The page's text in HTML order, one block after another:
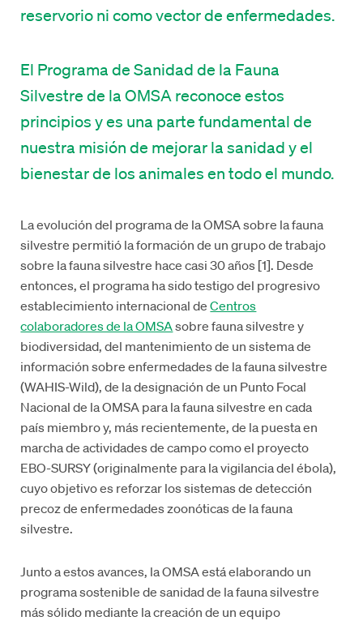
reservorio ni como vector de enfermedades.
El Programa de Sanidad de la Fauna
Silvestre de la OMSA reconoce estos
principios y es una parte fundamental de
nuestra misión de mejorar la sanidad y el
bienestar de los animales en todo el mundo.
La evolución del programa de la OMSA sobre la fauna
silvestre permitió la formación de un grupo de trabajo
sobre la fauna silvestre hace casi 30 años [1]. Desde
entonces, el programa ha sido testigo del progresivo
establecimiento internacional deCentros
colaboradores de la OMSAsobre fauna silvestre y
biodiversidad, del mantenimiento de un sistema de
información sobre enfermedades de la fauna silvestre
(WAHIS-Wild), de la designación de un Punto Focal
Nacional de la OMSA para la fauna silvestre en cada
país miembro y, más recientemente, de la puesta en
marcha de actividades de campo como el proyecto
EBO-SURSY (originalmente para la vigilancia del ébola),
cuyo objetivo es reforzar los sistemas de detección
precoz de enfermedades zoonóticas de la fauna
silvestre.
Junto a estos avances, la OMSA está elaborando un
programa sostenible de sanidad de la fauna silvestre
más sólido mediante la creación de un equipo